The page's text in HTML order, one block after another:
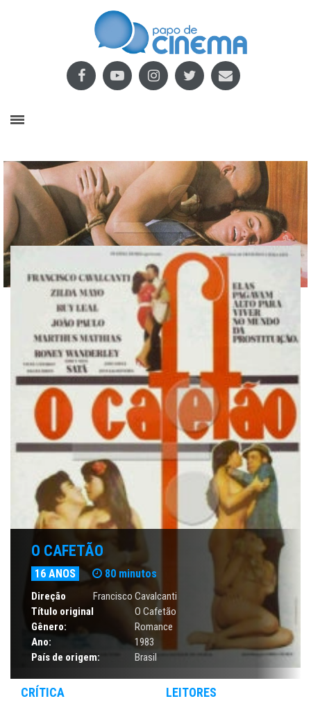
O CAFETÃO
16 ANOS 80 minutos
Direção
Francisco Cavalcanti
Título original
O Cafetão
Gênero:
Romance
Ano:
1983
País de origem:
Brasil
CRÍTICA LEITORES